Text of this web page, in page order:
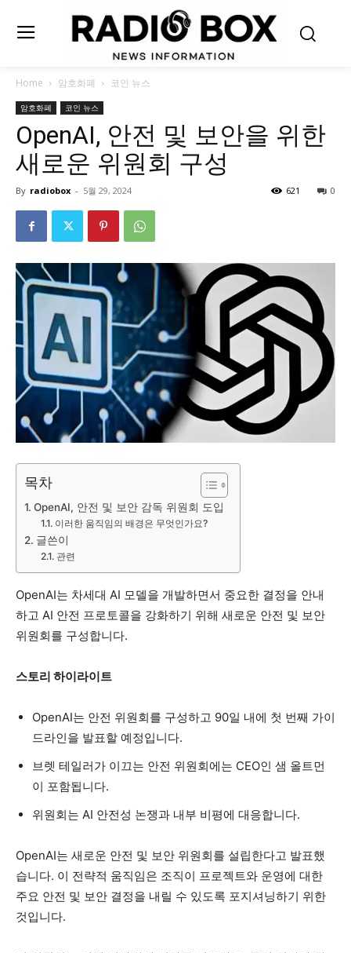
Home 암호화폐 코인 뉴스
암호화폐 코인 뉴스
OpenAI, 안전 및 보안을 위한
새로운 위원회 구성
By radiobox - 5월 29, 2024 0
621
목차
OpenAI, 안전 및 보안 감독 위원회 도입
이러한 움직임의 배경은 무엇인가요?
글쓴이
관련
OpenAI는 차세대 AI 모델을 개발하면서 중요한 결정을 안내
하고 AI 안전 프로토콜을 강화하기 위해 새로운 안전 및 보안
위원회를 구성합니다.
스토리 하이라이트
OpenAI는 안전 위원회를 구성하고 90일 내에 첫 번째 가이
드라인을 발표할 예정입니다.
브렛 테일러가 이끄는 안전 위원회에는 CEO인 샘 올트먼
이 포함됩니다.
위원회는 AI 안전성 논쟁과 내부 비평에 대응합니다.
OpenAI는 새로운 안전 및 보안 위원회를 설립한다고 발표했
습니다. 이 전략적 움직임은 조직이 프로젝트와 운영에 대한
주요 안전 및 보안 결정을 내릴 수 있도록 포지셔닝하기 위한
것입니다.